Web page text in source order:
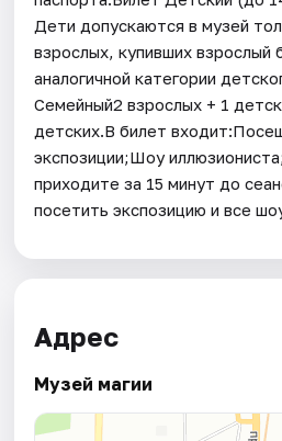
Дети допускаются в музей
взрослых, купивших взрослый
аналогичной категории
Семейный2 взрослых + 1
детских.В билет
экспозиции;Шоу
приходите за 15 минут до
посетить экспозицию и все
Адрес
Музей магии